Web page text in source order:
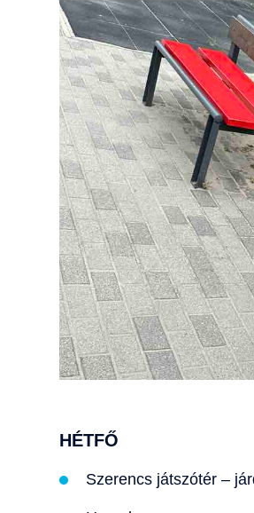
HÉTFŐ
Szerencs játszótér –